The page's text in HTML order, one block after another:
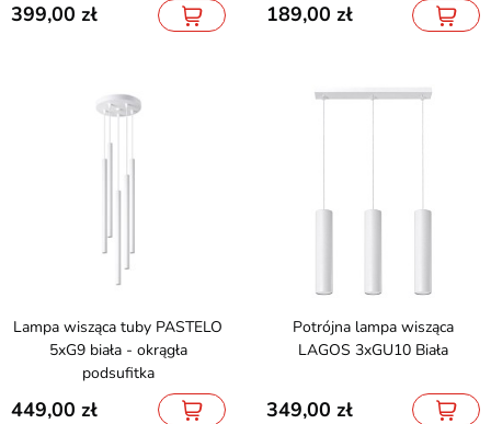
399,00 189,00
Lampa wisząca tuby PASTELO
5xG9 biała - okrągła
podsufitka
449,00
Potrójna lampa wisząca
LAGOS 3xGU10 Biała
349,00